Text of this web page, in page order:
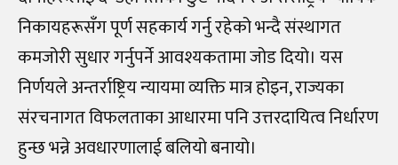
निकायहरूसँग पूर्ण सहकार्य गर्नु रहेको भन्दै संस्थागत
कमजोरी सुधार गर्नुपर्ने आवश्यकतामा जोड दियो। यस
निर्णयले अन्तर्राष्ट्रिय न्यायमा व्यक्ति मात्र होइन, राज्यका
संरचनागत विफलताका आधारमा पनि उत्तरदायित्व निर्धारण
हुन्छ भन्ने अवधारणालाई बलियो बनायो।